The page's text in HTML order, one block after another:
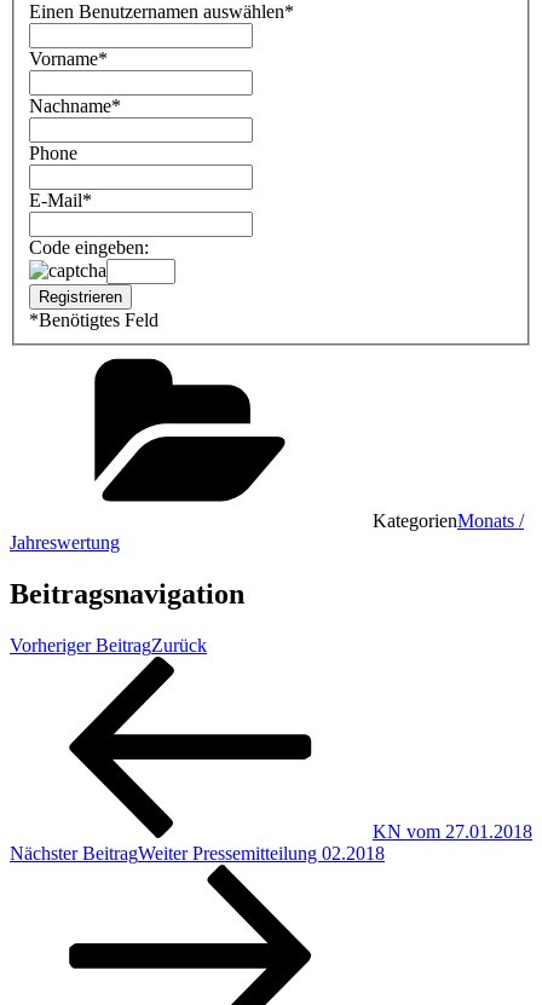
Einen Benutzernamen auswählen*
Vorname*
Nachname*
Phone
E-Mail*
Code eingeben:
*Benötigtes Feld
KategorienMonats /
Jahreswertung
Beitragsnavigation
Vorheriger BeitragZurück
KN vom 27.01.2018
Nächster BeitragWeiter Pressemitteilung 02.2018